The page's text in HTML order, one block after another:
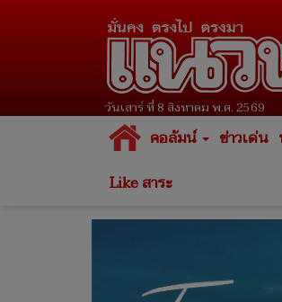
วันเสาร์ ที่ 8 สิงหาคม พ.ศ. 2569
คอลัมน์ ข่าวเด่น
Like สาระ